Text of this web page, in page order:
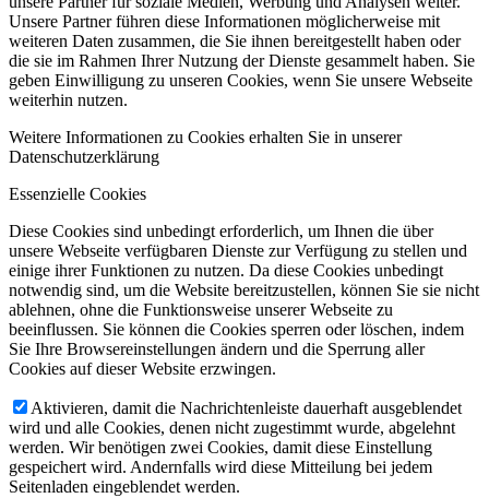
Unsere Partner führen diese Informationen möglicherweise mit
weiteren Daten zusammen, die Sie ihnen bereitgestellt haben oder
die sie im Rahmen Ihrer Nutzung der Dienste gesammelt haben. Sie
geben Einwilligung zu unseren Cookies, wenn Sie unsere Webseite
weiterhin nutzen.
Weitere Informationen zu Cookies erhalten Sie in unserer
Datenschutzerklärung
Essenzielle Cookies
Diese Cookies sind unbedingt erforderlich, um Ihnen die über
unsere Webseite verfügbaren Dienste zur Verfügung zu stellen und
einige ihrer Funktionen zu nutzen. Da diese Cookies unbedingt
notwendig sind, um die Website bereitzustellen, können Sie sie nicht
ablehnen, ohne die Funktionsweise unserer Webseite zu
beeinflussen. Sie können die Cookies sperren oder löschen, indem
Sie Ihre Browsereinstellungen ändern und die Sperrung aller
Cookies auf dieser Website erzwingen.
Aktivieren, damit die Nachrichtenleiste dauerhaft ausgeblendet
wird und alle Cookies, denen nicht zugestimmt wurde, abgelehnt
werden. Wir benötigen zwei Cookies, damit diese Einstellung
gespeichert wird. Andernfalls wird diese Mitteilung bei jedem
Seitenladen eingeblendet werden.